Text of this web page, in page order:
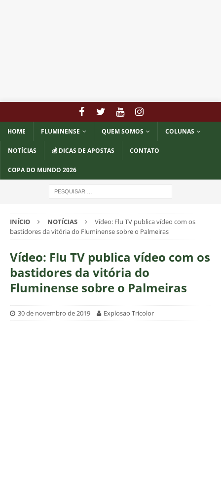
HOME FLUMINENSE QUEM SOMOS COLUNAS
NOTÍCIAS 💰 DICAS DE APOSTAS CONTATO
COPA DO MUNDO 2026
INÍCIO NOTÍCIAS
Vídeo: Flu TV publica vídeo com os
bastidores da vitória do Fluminense sobre o Palmeiras
Vídeo: Flu TV publica vídeo com os
bastidores da vitória do
Fluminense sobre o Palmeiras
30 de novembro de 2019 Explosao Tricolor